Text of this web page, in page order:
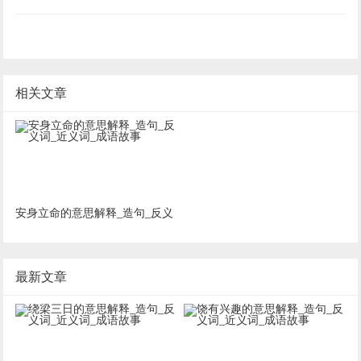
相关文章
安身立命的意思解释_造句_反义
最新文章